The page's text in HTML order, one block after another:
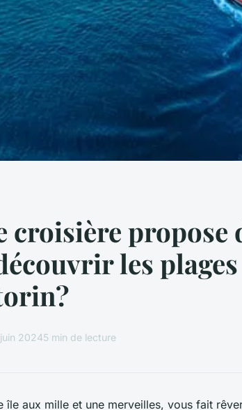
croisière propose
les
20245 min de lecture
île aux mille et une merveilles, vous fait